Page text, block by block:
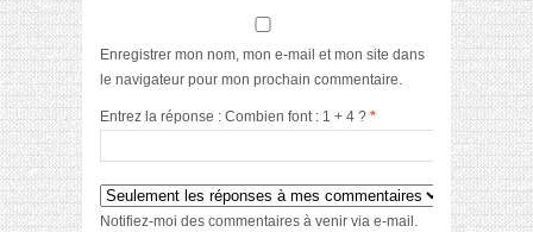
Enregistrer mon nom, mon e-mail et mon site dans
le navigateur pour mon prochain commentaire.
Entrez la réponse : Combien font : 1 + 4 ? *
Notifiez-moi des commentaires à venir via e-mail.